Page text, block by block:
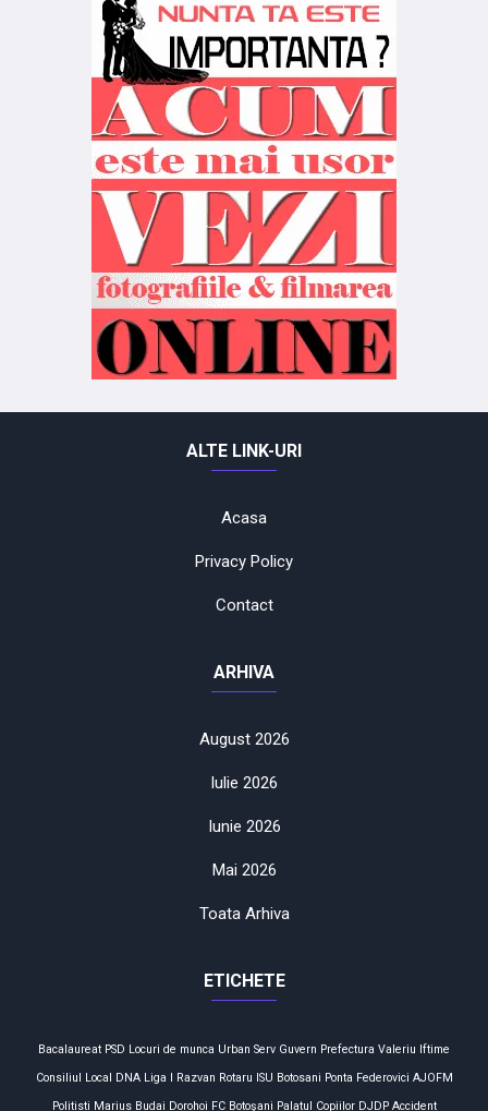
ALTE LINK-URI
Acasa
Privacy Policy
Contact
ARHIVA
August 2026
Iulie 2026
Iunie 2026
Mai 2026
Toata Arhiva
ETICHETE
Bacalaureat PSD Locuri de munca Urban Serv Guvern Prefectura Valeriu Iftime
Consiliul Local DNA Liga I Razvan Rotaru ISU Botosani Ponta Federovici AJOFM
Politisti Marius Budai Dorohoi FC Botoşani Palatul Copiilor DJDP Accident